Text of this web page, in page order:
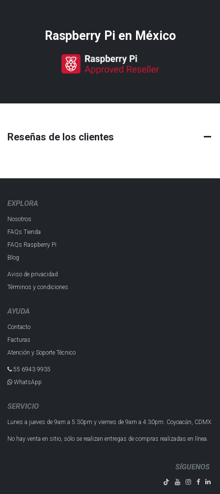
Raspberry Pi​ en México
Reseñas de los clientes
EXPLORA
Nosotros
FAQs Tienda
FAQs Raspberry Pi
Blog
Aviso de privacidad
Términos y condiciones
AYUDA
Contacto
Facturas
Atención y Soporte Técnico
55 6943 993​5
WhatsApp
SERVICIO
Lunes a jueves de 9am a 5:30pm y viernes de 9am a 4:30pm. Coyoacán, CDMX.
No hay venta en sitio, sólo se realizan entregas de compras realizadas en línea.
SÍGUENOS